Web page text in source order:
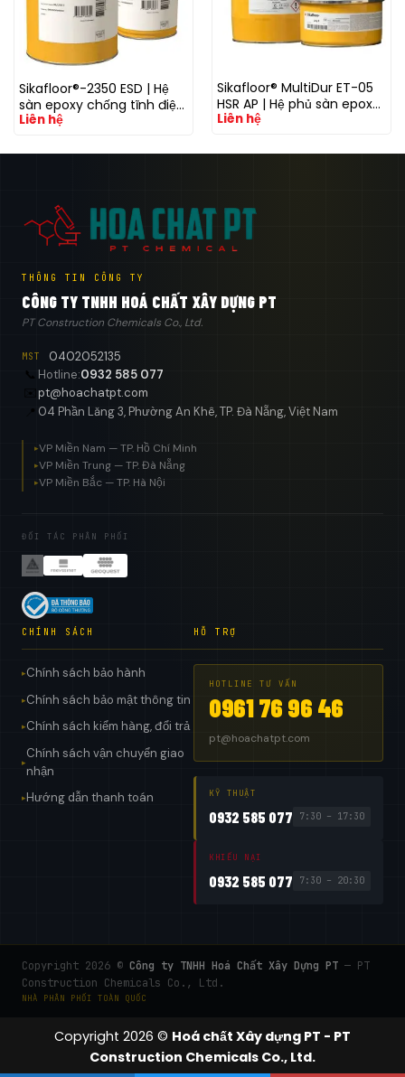
Sikafloor®-2350 ESD | Hệ
sàn epoxy chống tĩnh điện
ESD
Liên hệ
Sikafloor® MultiDur ET-05
HSR AP | Hệ phủ sàn epoxy
chống trượt kháng hóa
Liên hệ
THÔNG TIN CÔNG TY
CÔNG TY TNHH HOÁ CHẤT XÂY DỰNG PT
PT Construction Chemicals Co., Ltd.
MST
0402052135
📞 Hotline:0932 585 077
pt@hoachatpt.com
📍 04 Phần Lăng 3, Phường An Khê, TP. Đà Nẵng, Việt Nam
▸VP Miền Nam — TP. Hồ Chí Minh
▸VP Miền Trung — TP. Đà Nẵng
▸VP Miền Bắc — TP. Hà Nội
ĐỐI TÁC PHÂN PHỐI
CHÍNH SÁCH
▸Chính sách bảo hành
▸Chính sách bảo mật thông tin
▸Chính sách kiểm hàng, đổi trả
▸
Chính sách vận chuyển giao
nhận
▸Hướng dẫn thanh toán
HỖ TRỢ
HOTLINE TƯ VẤN
0961 76 96 46
pt@hoachatpt.com
KỸ THUẬT
0932 585 077 7:30 – 17:30
KHIẾU NẠI
0932 585 077 7:30 – 20:30
Copyright 2026 © Công ty TNHH Hoá Chất Xây Dựng PT — PT
Construction Chemicals Co., Ltd.
NHÀ PHÂN PHỐI TOÀN QUỐC
Copyright 2026 © Hoá chất Xây dựng PT - PT
Construction Chemicals Co., Ltd.